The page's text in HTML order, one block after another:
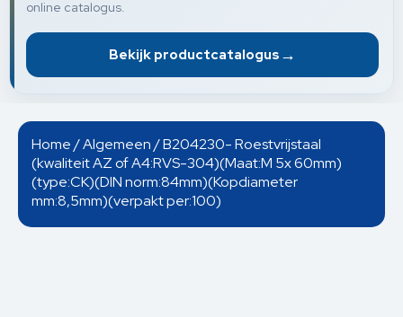
online catalogus.
Bekijk productcatalogus →
Home/Algemeen/ B204230- Roestvrijstaal
(kwaliteit AZ of A4:RVS-304)(Maat:M 5x 60mm)
(type:CK)(DIN norm:84mm)(Kopdiameter
mm:8,5mm)(verpakt per:100)